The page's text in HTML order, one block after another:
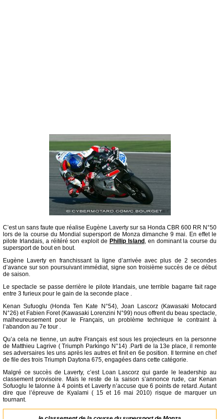
C’est un sans faute que réalise Eugène Laverty sur sa Honda CBR 600 RR N°50
lors de la course du Mondial supersport de Monza dimanche 9 mai. En effet le
pilote Irlandais, a réitéré son exploit de Phillip Island , en dominant la course du
supersport de bout en bout.
Eugène Laverty en franchissant la ligne d’arrivée avec plus de 2 secondes
d’avance sur son poursuivant immédiat, signe son troisième succès de ce début
de saison.
Le spectacle se passe derrière le pilote Irlandais, une terrible bagarre fait rage
entre 3 furieux pour le gain de la seconde place .
Kenan Sufuoglu (Honda Ten Kate N°54), Joan Lascorz (Kawasaki Motocard
N°26) et Fabien Foret (Kawasaki Lorenzini N°99) nous offrent du beau spectacle,
malheureusement pour le Français, un problème technique le contraint à
l’abandon au 7e tour .
Qu’a cela ne tienne, un autre Français est sous les projecteurs en la personne
de Matthieu Lagrive ( Triumph Parkingo N°14) .Parti de la 13e place, il remonte
ses adversaires les uns après les autres et finit en 6e position. Il termine en chef
de file des trois Triumph Daytona 675, engagées dans cette catégorie.
Malgré ce succès de Laverty, c’est Loan Lascorz qui garde le leadership au
classement provisoire. Mais le reste de la saison s’annonce rude, car Kenan
Sofuoglu le talonne à 4 points et Laverty n’accuse que 6 points de retard. Autant
dire que l’épreuve de Kyalami ( 15 et 16 mai 2010) risque de marquer un
tournant.